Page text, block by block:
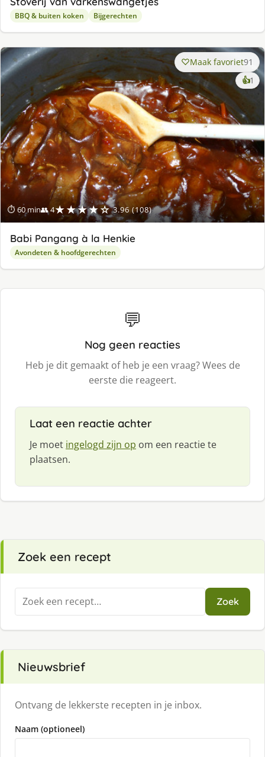
BBQ & buiten koken Bijgerechten
⏱ 60 min👥 4★★★★☆ 3.96 (108)
Maak favoriet91
👍1
Babi Pangang à la Henkie
Avondeten & hoofdgerechten
💬
Nog geen reacties
Heb je dit gemaakt of heb je een vraag? Wees de
eerste die reageert.
Laat een reactie achter
Je moet ingelogd zijn op om een reactie te
plaatsen.
Zoek een recept
Zoeken
naar:
Zoek
Nieuwsbrief
Ontvang de lekkerste recepten in je inbox.
Naam (optioneel)